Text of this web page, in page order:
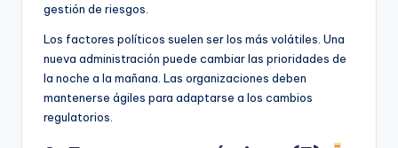
gestión de riesgos.
Los factores políticos suelen ser los más volátiles. Una
nueva administración puede cambiar las prioridades de
la noche a la mañana. Las organizaciones deben
mantenerse ágiles para adaptarse a los cambios
regulatorios.